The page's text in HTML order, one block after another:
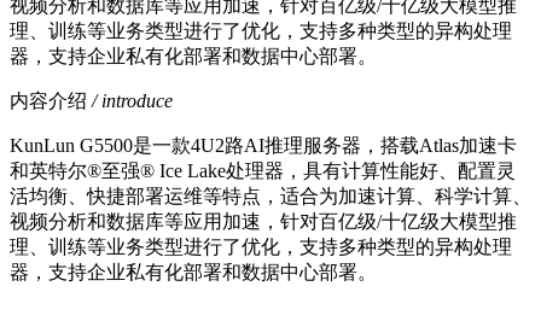
视频分析和数据库等应用加速，针对百亿级/十亿级大模型推
理、训练等业务类型进行了优化，支持多种类型的异构处理
器，支持企业私有化部署和数据中心部署。
内容介绍 / introduce
KunLun G5500是一款4U2路AI推理服务器，搭载Atlas加速卡
和英特尔®至强® Ice Lake处理器，具有计算性能好、配置灵
活均衡、快捷部署运维等特点，适合为加速计算、科学计算、
视频分析和数据库等应用加速，针对百亿级/十亿级大模型推
理、训练等业务类型进行了优化，支持多种类型的异构处理
器，支持企业私有化部署和数据中心部署。